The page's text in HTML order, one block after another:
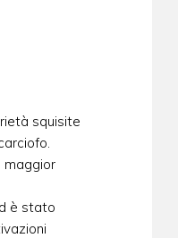
squisite
maggior
è stato